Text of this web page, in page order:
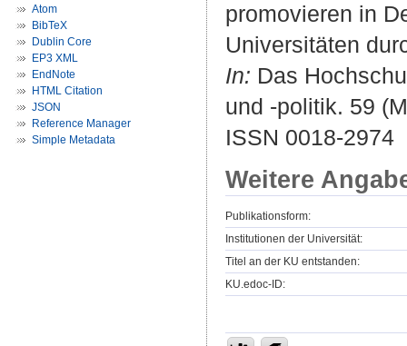
Atom
BibTeX
Dublin Core
EP3 XML
EndNote
HTML Citation
JSON
Reference Manager
Simple Metadata
promovieren in
Universitäten
In: Das
und -politik. 59
ISSN 0018-2974
Weitere
Publikationsform:
Institutionen der Universität:
Titel an der KU entstanden:
KU.edoc-ID: